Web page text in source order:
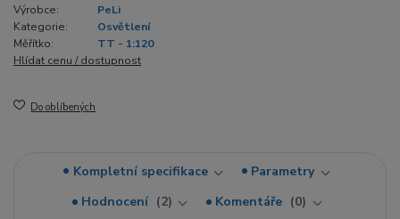
Výrobce:
PeLi
Kategorie:
Osvětlení
Měřítko:
TT - 1:120
Hlídat cenu / dostupnost
Do oblíbených
Kompletní specifikace
Parametry
Hodnocení
2 Komentáře
0